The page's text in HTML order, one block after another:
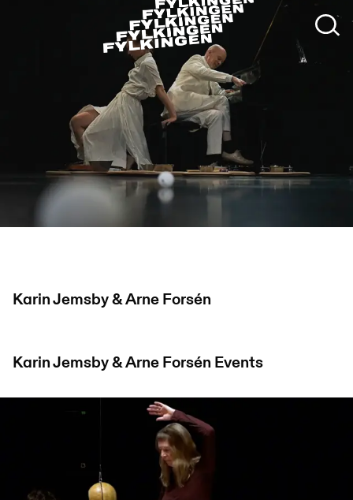
Karin Jemsby & Arne Forsén
Karin Jemsby & Arne Forsén Events